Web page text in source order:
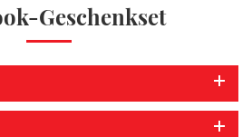
Geschenkset